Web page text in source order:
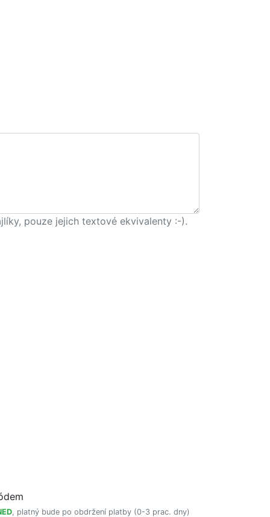
pouze jejich textové ekvivalenty :-).
, platný bude po obdržení platby (0-3 prac. dny)